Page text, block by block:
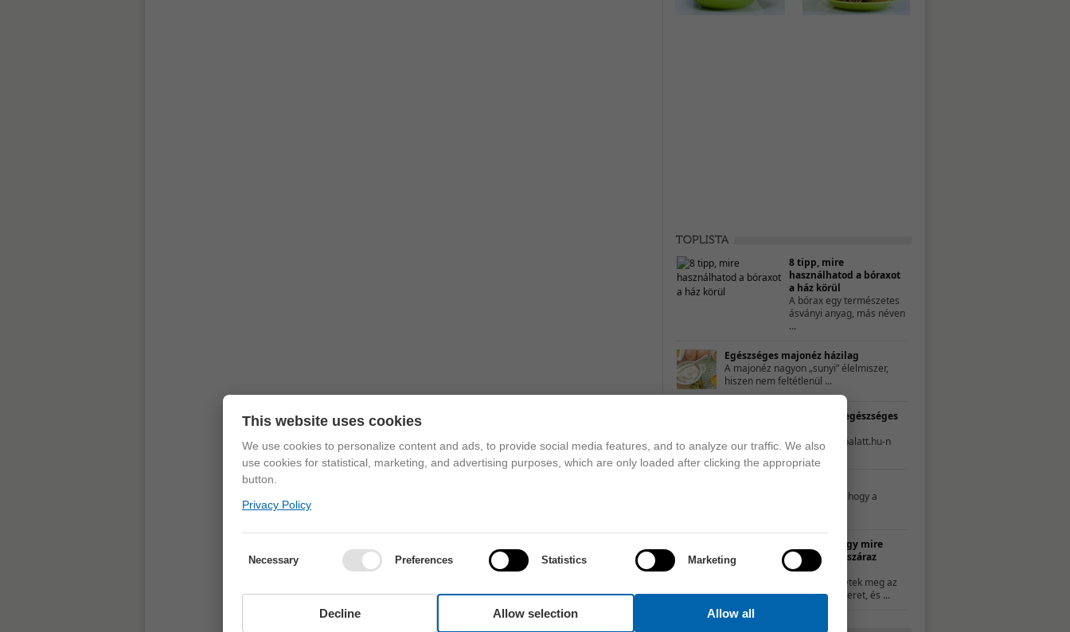
8 tipp, mire
használhatod a bóraxot
a ház körül
A bórax egy természetes
ásványi anyag, más néven
...
Egészséges majonéz házilag
A majonéz nagyon „sunyi” élelmiszer,
hiszen nem feltétlenül ...
TESZT – Te mennyire élsz egészséges
A következő tesztet a 21napalatt.hu-n
találtuk. Egyszerűen csak ...
Néhány szülő úgy gondolja, hogy a
10 ötlet, hogy mire
használd a száraz
kenyeret
Ha nem ettétek meg az
összes kenyeret, és ...
This website uses cookies
We use cookies to personalize content and ads, to provide social media features, and to analyze our traffic. We also
use cookies for statistical, marketing, and advertising purposes, which are only loaded after clicking the appropriate
button.
Privacy Policy
Necessary Preferences Statistics Marketing
Decline Allow selection Allow all